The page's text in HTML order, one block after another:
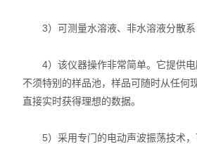
荧光分光光度计（分子荧光
X射线衍射仪（XRD）
激光光散射仪
扫描电镜（SEM）
3）可测量水溶液、非水溶液分散系
4）该仪器操作非常简单。它提供电
不须特别的样品池，样品可随时从任何
直接实时获得理想的数据。
5）采用专门的电动声波振荡技术，